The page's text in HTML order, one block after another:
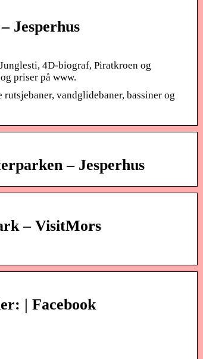
Jesperhus
4D-biograf, Piratkroen og
priser på www.
vandglidebaner, bassiner og
– Jesperhus
– VisitMors
| Facebook